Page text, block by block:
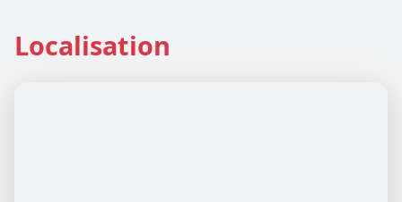
Localisation